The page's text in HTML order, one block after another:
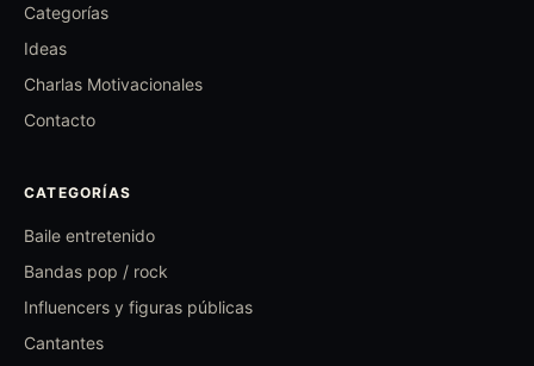
Categorías
Ideas
Charlas Motivacionales
Contacto
CATEGORÍAS
Baile entretenido
Bandas pop / rock
Influencers y figuras públicas
Cantantes